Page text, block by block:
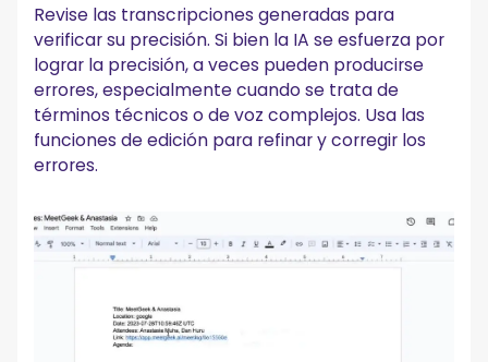
Revise las transcripciones generadas para
verificar su precisión. Si bien la IA se esfuerza por
lograr la precisión, a veces pueden producirse
errores, especialmente cuando se trata de
términos técnicos o de voz complejos. Usa las
funciones de edición para refinar y corregir los
errores.